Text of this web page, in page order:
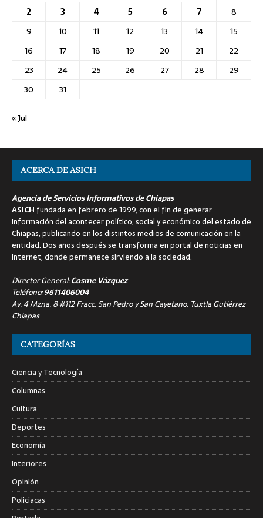
2
3 4 5 6 7
8
9
10 11 12 13 14
15
16
17 18 19 20 21
22
23
24 25 26 27 28
29
30
31
« Jul
ACERCA DE ASICH
Agencia de Servicios Informativos de Chiapas
ASICH fundada en febrero de 1999, con el fin de generar
información del acontecer político, social y económico del estado de
Chiapas, publicando en los distintos medios de comunicación en la
entidad. Dos años después se transforma en portal de noticias en
internet, donde permanece sirviendo a la sociedad.
Director General:Cosme Vázquez
Teléfono:9611406004
Av. 4 Mzna. 8 #112 Fracc. San Pedro y San Cayetano, Tuxtla Gutiérrez
Chiapas
CATEGORÍAS
Ciencia y Tecnología
Columnas
Cultura
Deportes
Economía
Interiores
Opinión
Policiacas